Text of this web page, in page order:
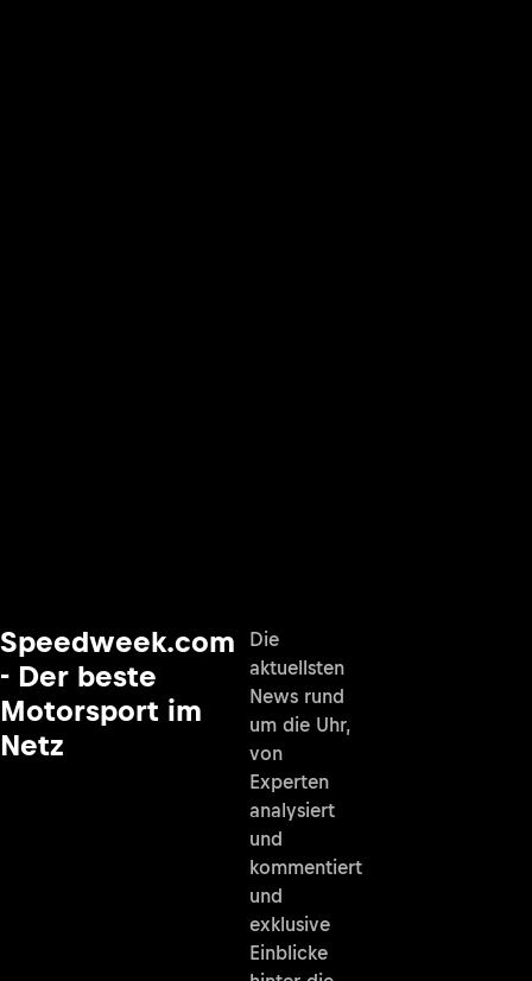
Speedweek.com
- Der beste
Motorsport im
Netz
Die
aktuellsten
News rund
um die Uhr,
von
Experten
analysiert
und
kommentiert
und
exklusive
Einblicke